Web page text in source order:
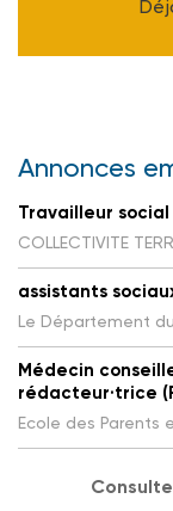
Annonces
Travailleur social
COLLECTIVITE
assistants
Le Département
Médecin
rédacteur·trice
Ecole des Parents